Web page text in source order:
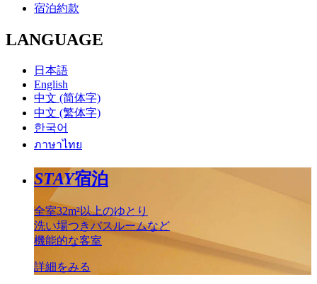
宿泊約款
LANGUAGE
日本語
English
中文 (简体字)
中文 (繁体字)
한국어
ภาษาไทย
STAY宿泊
全室32m²以上のゆとり
洗い場つきバスルームなど
機能的な客室
詳細をみる